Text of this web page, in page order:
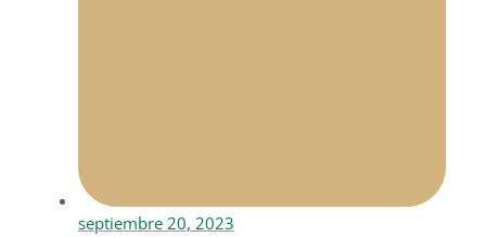
septiembre 20, 2023